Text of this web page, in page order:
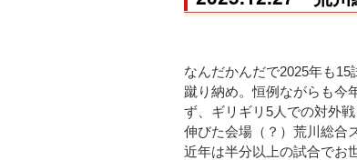
なんだかんだで2025年も
蹴り納め。恒例ながらも今
ず、ギリギリ5人での対外
伸びた会場（？）荒川総合
近年は半分以上の試合でお